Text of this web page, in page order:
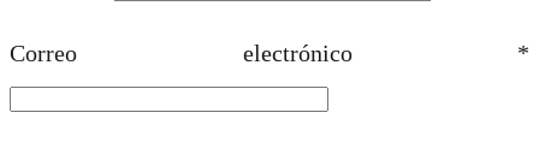
Correo electrónico *